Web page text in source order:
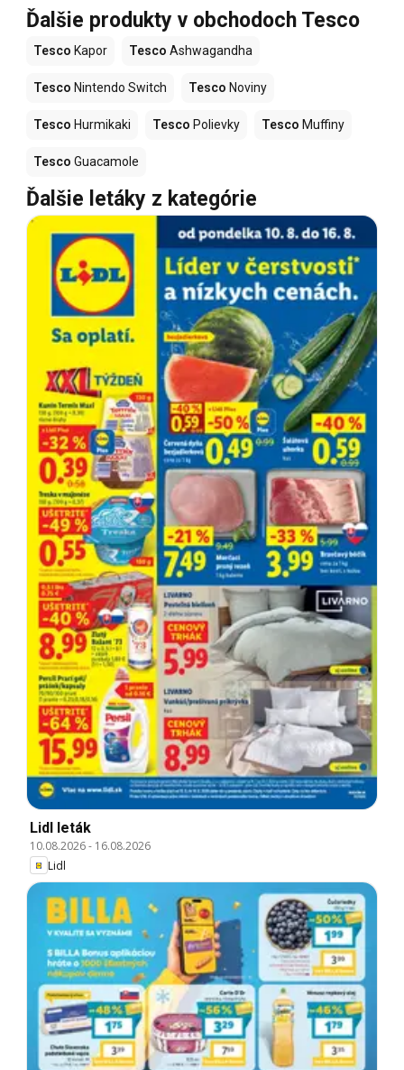
Ďalšie produkty v obchodoch Tesco
Tesco Kapor Tesco Ashwagandha
Tesco Nintendo Switch Tesco Noviny
Tesco Hurmikaki Tesco Polievky Tesco Muffiny
Tesco Guacamole
Ďalšie letáky z kategórie
Lidl leták
10.08.2026- 16.08.2026
Lidl